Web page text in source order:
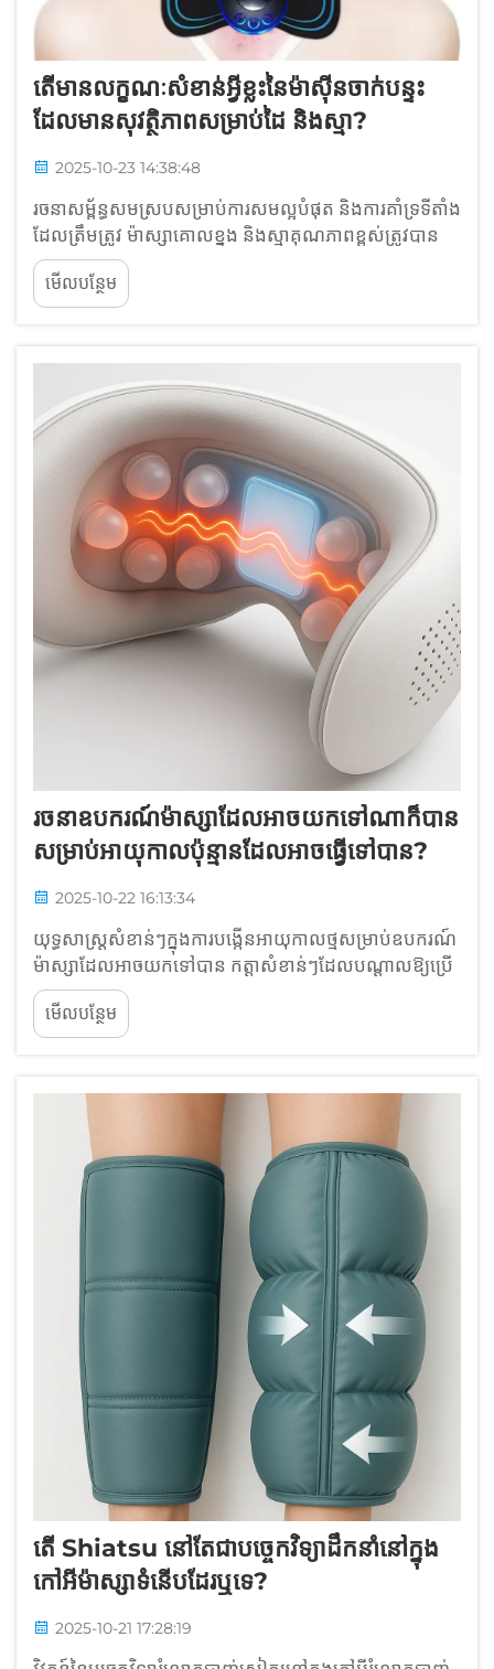
តើមានលក្ខណៈសំខាន់អ្វីខ្លះនៃម៉ាស៊ីនចាក់បន្ទះ
ដែលមានសុវត្ថិភាពសម្រាប់ដៃ និងស្មា?
2025-10-23 14:38:48
រចនាសម្ព័ន្ធសមស្របសម្រាប់ការសមល្អបំផុត និងការគាំទ្រទីតាំង
ដែលត្រឹមត្រូវ ម៉ាស្សាគោលខ្នង និងស្មាគុណភាពខ្ពស់ត្រូវបាន
រចនាឡើងដើម្បីធ្វើតាមរាងវិលធម្មជាតិនៃឆ្អឹងខ្នងក ដែលជួយរក្សា
ការប៉ះពាល់ល្អជាមួយសរសៃឈាមត្រពូងដោយមិនចុចខ្លាំងពេក
ទៅលើ...
មើលបន្ថែម
រចនាឧបករណ៍ម៉ាស្សាដែលអាចយកទៅណាក៏បាន
សម្រាប់អាយុកាលប៉ុន្មានដែលអាចធ្វើទៅបាន?
2025-10-22 16:13:34
យុទ្ធសាស្ត្រសំខាន់ៗក្នុងការបង្កើនអាយុកាលថ្មសម្រាប់ឧបករណ៍
ម៉ាស្សាដែលអាចយកទៅបាន កត្តាសំខាន់ៗដែលបណ្តាលឱ្យប្រើ
ថាមពលក្នុងឧបករណ៍ម៉ាស្សាដែលអាចយកទៅបាន ឧបករណ៍
ម៉ាស្សាដែលអាចយកទៅបានភាគច្រើនប្រើថាមពលភាគ
ច្រើនពីម៉ូទ័រដែលដំណើរការប្រហែល 58% នៃពេលវេលា ខណៈ
មើលបន្ថែម
តើ Shiatsu នៅតែជាបច្ចេកវិទ្យាដឹកនាំនៅក្នុង
កៅអីម៉ាស្សាទំនើបដែរឬទេ?
2025-10-21 17:28:19